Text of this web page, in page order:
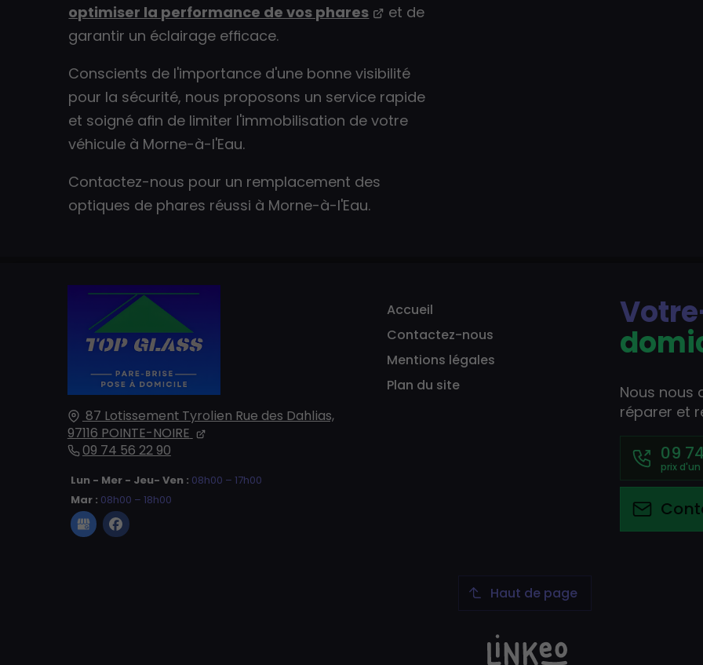
optimiser la performance de vos phares
et de
garantir un éclairage efficace.
Conscients de l'importance d'une bonne visibilité
pour la sécurité, nous proposons un service rapide
et soigné afin de limiter l'immobilisation de votre
véhicule à Morne-à-l'Eau.
Contactez-nous pour un remplacement des
optiques de phares réussi à Morne-à-l'Eau.
87 Lotissement Tyrolien Rue des Dahlias,
97116 POINTE-NOIRE
09 74 56 22 90
Lun - Mer - Jeu- Ven : 08h00 – 17h00
Mar : 08h00 – 18h00
Accueil
Contactez-nous
Mentions légales
Plan du site
Nous nous
réparer et
09
Haut de page